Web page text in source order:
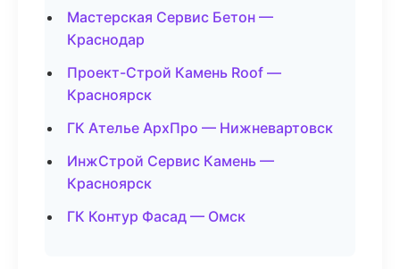
Мастерская Сервис Бетон —
Краснодар
Проект-Строй Камень Roof —
Красноярск
ГК Ателье АрхПро — Нижневартовск
ИнжСтрой Сервис Камень —
Красноярск
ГК Контур Фасад — Омск